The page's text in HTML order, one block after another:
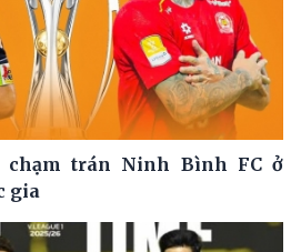
chạm trán Ninh Bình FC ở
gia